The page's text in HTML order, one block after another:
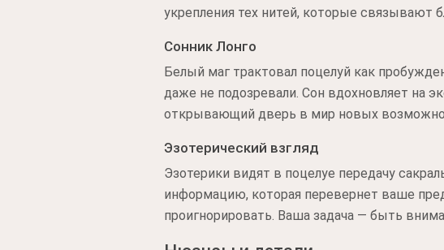
укрепления тех нитей, которые связывают
Сонник Лонго
Белый маг трактовал поцелуй как
даже не подозревали. Сон вдохновляет на
открывающий дверь в мир новых
Эзотерический взгляд
Эзотерики видят в поцелуе передачу
информацию, которая перевернет ваше
проигнорировать. Ваша задача — быть